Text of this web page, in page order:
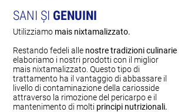
SANI ȘI GENUINI
Utilizziamo mais nixtamalizzato.
Restando fedeli alle nostre tradizioni culinarie
elaboriamo i nostri prodotti con il miglior
mais nixtamalizzato. Questo tipo di
trattamento ha il vantaggio di abbassare il
livello di contaminazione della cariosside
attraverso la rimozione del pericarpo e il
mantenimento di molti principi nutrizionali.